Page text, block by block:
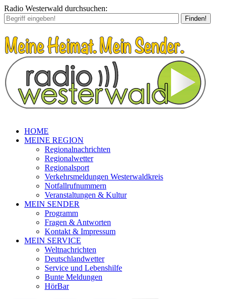
Radio Westerwald durchsuchen:
Finden!
HOME
MEINE REGION
Regionalnachrichten
Regionalwetter
Regionalsport
Verkehrsmeldungen Westerwaldkreis
Notfallrufnummern
Veranstaltungen & Kultur
MEIN SENDER
Programm
Fragen & Antworten
Kontakt & Impressum
MEIN SERVICE
Weltnachrichten
Deutschlandwetter
Service und Lebenshilfe
Bunte Meldungen
HörBar